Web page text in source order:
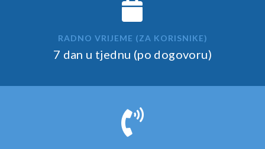
RADNO VRIJEME (ZA KORISNIKE)
7 dan u tjednu (po dogovoru)